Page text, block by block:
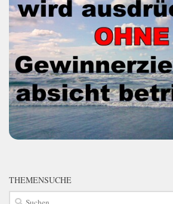
THEMENSUCHE
Suchen